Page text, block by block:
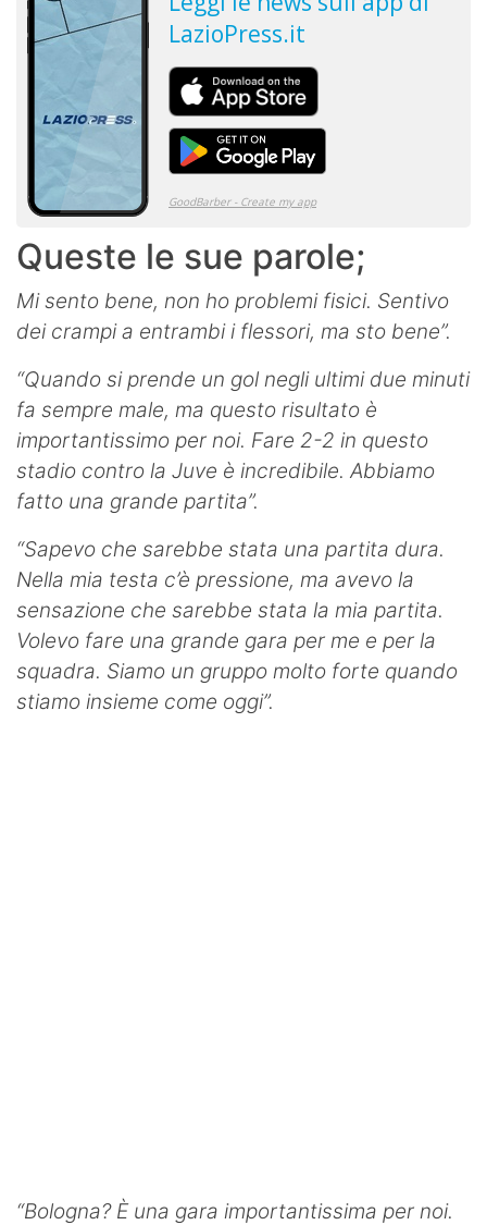
Queste le sue parole;
Mi sento bene, non ho problemi fisici. Sentivo
dei crampi a entrambi i flessori, ma sto bene”.
“Quando si prende un gol negli ultimi due minuti
fa sempre male, ma questo risultato è
importantissimo per noi. Fare 2-2 in questo
stadio contro la Juve è incredibile. Abbiamo
fatto una grande partita”.
“Sapevo che sarebbe stata una partita dura.
Nella mia testa c’è pressione, ma avevo la
sensazione che sarebbe stata la mia partita.
Volevo fare una grande gara per me e per la
squadra. Siamo un gruppo molto forte quando
stiamo insieme come oggi”.
“Bologna? È una gara importantissima per noi.